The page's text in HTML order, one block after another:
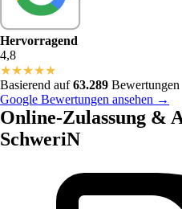
Hervorragend
4,8
★★★★★
Basierend auf63.289 Bewertungen
Google Bewertungen ansehen →
Online-Zulassung &
SchweriN